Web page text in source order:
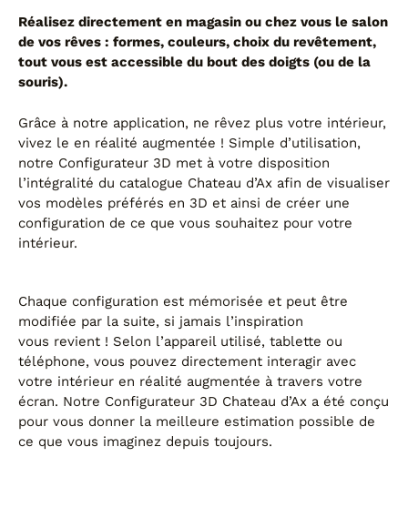
Canapés d'angle
Canapés droits
Canapés modulables
Canapés relax
PAR TAILLE
Canapés 2 places
Canapés 3 places
Canapés 4 places
Canapés panoramiques
CANAPÉS
Tous les produits
FAUTEUILS ET POUFS
Tous les produits
Réalisez directement en magasin ou chez vous le salon
de vos rêves : formes, couleurs, choix du revêtement,
tout vous est accessible du bout des doigts (ou de la
souris).
Grâce à notre application, ne rêvez plus votre intérieur,
vivez le en réalité augmentée ! Simple d’utilisation,
notre Configurateur 3D met à votre disposition
l’intégralité du catalogue Chateau d’Ax afin de visualiser
vos modèles préférés en 3D et ainsi de créer une
configuration de ce que vous souhaitez pour votre
intérieur.
Chaque configuration est mémorisée et peut être
modifiée par la suite, si jamais l’inspiration
vous revient ! Selon l’appareil utilisé, tablette ou
téléphone, vous pouvez directement interagir avec
votre intérieur en réalité augmentée à travers votre
écran. Notre Configurateur 3D Chateau d’Ax a été conçu
pour vous donner la meilleure estimation possible de
ce que vous imaginez depuis toujours.